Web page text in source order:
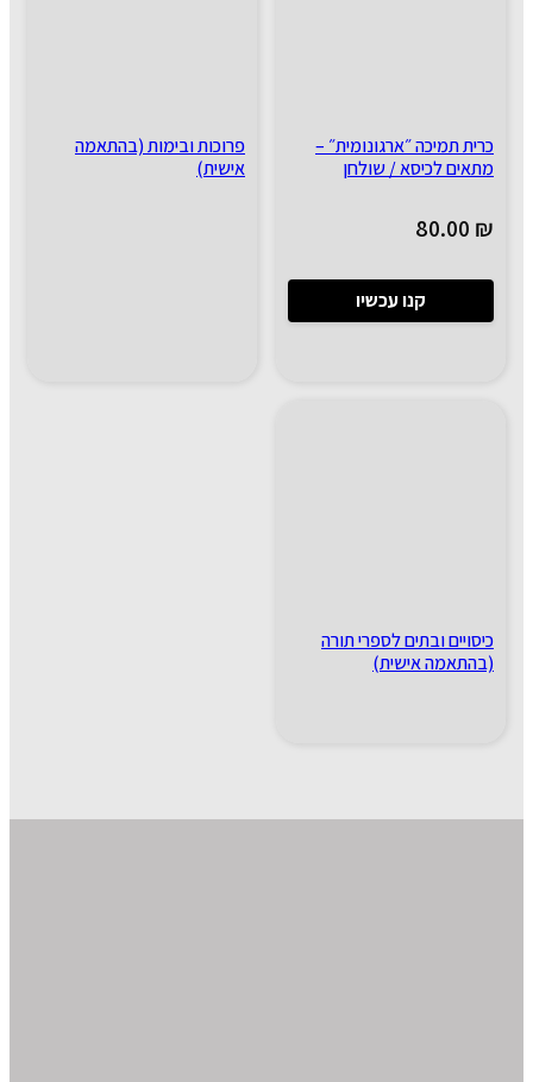
כרית תמיכה ״ארגונומית״ –
מתאים לכיסא / שולחן
80.00 ₪
קנו עכשיו
פרוכות ובימות (בהתאמה
אישית)
כיסויים ובתים לספרי תורה
(בהתאמה אישית)